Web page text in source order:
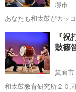
堺市
あなたも和太鼓がカッ
になる今話題の和太鼓
効果があり、日常生活
に、基本から丁寧にじ
大阪 堺市 和
『
鼓篠
箕面市
和太鼓教育研究所２０